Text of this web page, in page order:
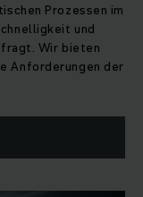
Prozessen im
und
Wir bieten
Anforderungen der